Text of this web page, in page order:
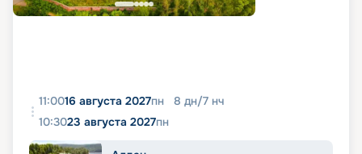
11:0016 августа 2027пн 8 дн/7 нч
10:3023 августа 2027пн